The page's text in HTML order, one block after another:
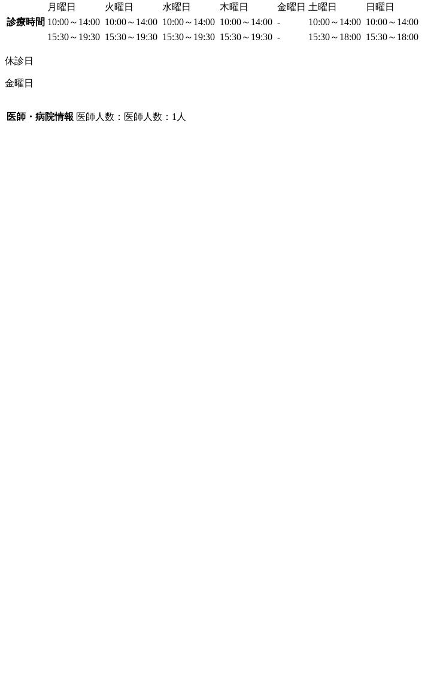
月曜日 火曜日 水曜日 木曜日 金曜日 土曜日
日曜日
診療時間 10:00～14:00 10:00～14:00 10:00～14:00 10:00～14:00 - 10:00～14:00 10:00～14:00
15:30～19:30 15:30～19:30 15:30～19:30 15:30～19:30 - 15:30～18:00 15:30～18:00
休診日
金曜日
医師・病院情報 医師人数：医師人数：1人